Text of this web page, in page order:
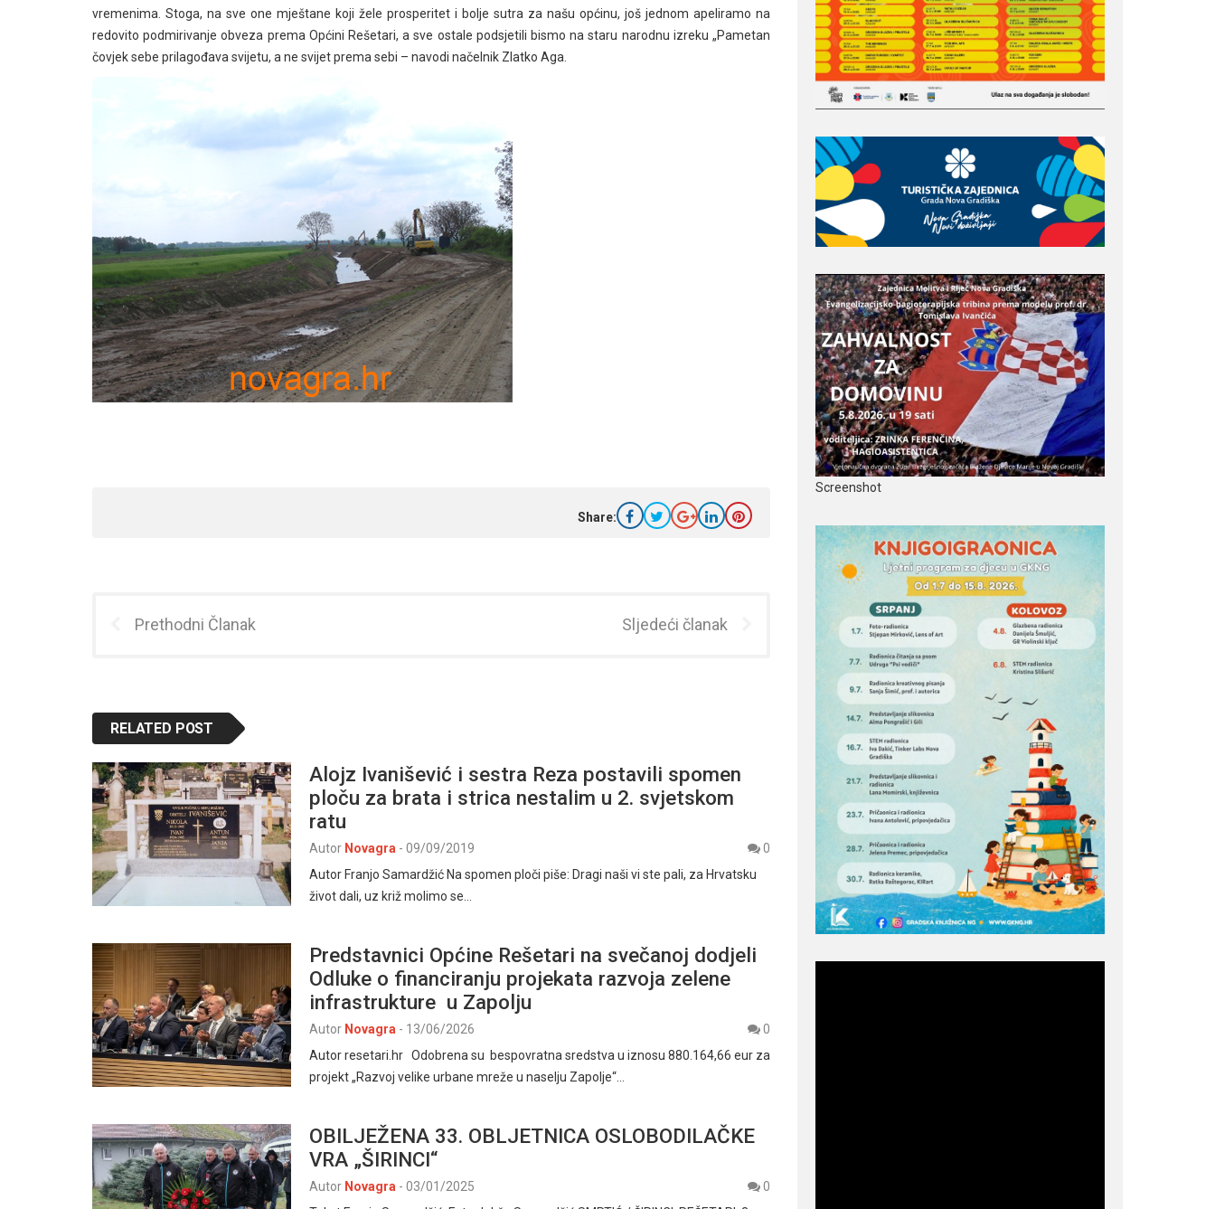
vremenima. Stoga, na sve one mještane koji žele prosperitet i bolje sutra za našu općinu, još jednom apeliramo na
redovito podmirivanje obveza prema Općini Rešetari, a sve ostale podsjetili bismo na staru narodnu izreku „Pametan
čovjek sebe prilagođava svijetu, a ne svijet prema sebi – navodi načelnik Zlatko Aga.
Share:
Prethodni Članak Sljedeći članak
RELATED POST
Alojz Ivanišević i sestra Reza postavili spomen
ploču za brata i strica nestalim u 2. svjetskom
ratu
Autor Novagra - 09/09/2019
0
Autor Franjo Samardžić Na spomen ploči piše: Dragi naši vi ste pali, za Hrvatsku
život dali, uz križ molimo se…
Predstavnici Općine Rešetari na svečanoj dodjeli
Odluke o financiranju projekata razvoja zelene
infrastrukture u Zapolju
Autor Novagra - 13/06/2026
0
Autor resetari.hr Odobrena su bespovratna sredstva u iznosu 880.164,66 eur za
projekt „Razvoj velike urbane mreže u naselju Zapolje“…
OBILJEŽENA 33. OBLJETNICA OSLOBODILAČKE
VRA „ŠIRINCI“
Autor Novagra - 03/01/2025
0
Screenshot